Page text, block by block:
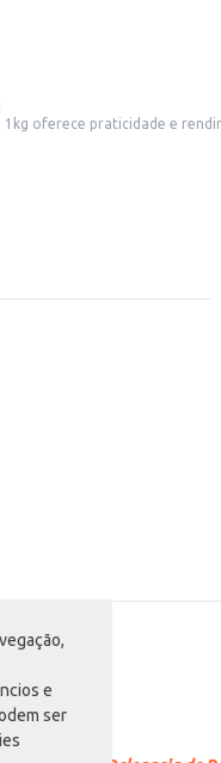
e
ser
aplicações. Ideal para estabelecimentos comerciais como
uma solução eficiente e